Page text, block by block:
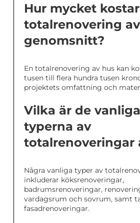
Hur mycket
totalrenovering
genomsnitt?
En totalrenovering av hus kan
tusen till flera hundra tusen
projektets omfattning och
Vilka är de
typerna av
totalrenoveringar
Några vanliga typer av
inkluderar köksrenoveringar,
badrumsrenoveringar,
vardagsrum och sovrum, samt
fasadrenoveringar.